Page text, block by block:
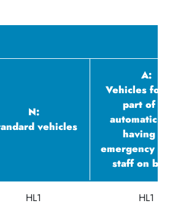
N:
vehicles
A:
Vehicles
part of an
automatic
having no
emergency
staff on
HL1 HL1